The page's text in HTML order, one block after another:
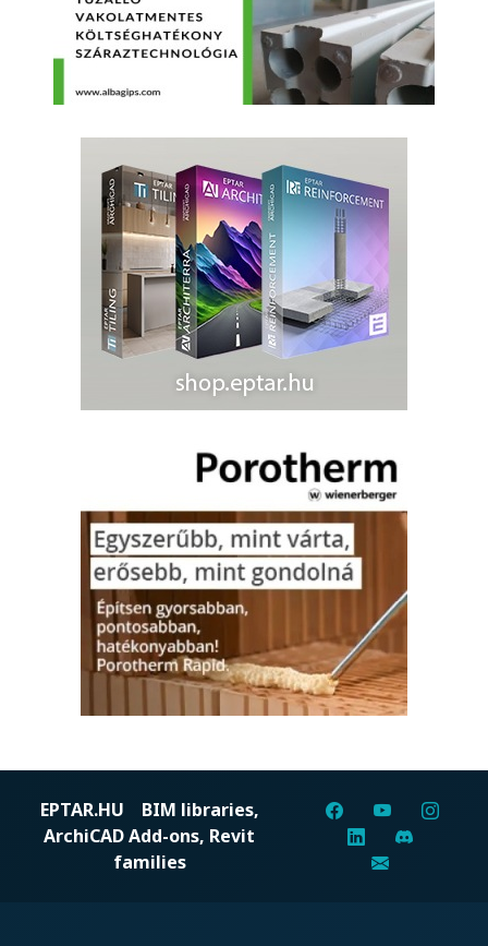
EPTAR.HU BIM libraries,
ArchiCAD Add-ons, Revit
families